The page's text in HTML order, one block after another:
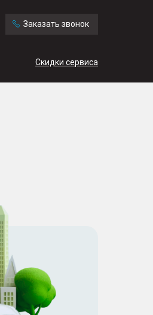
Заказать звонок
Скидки сервиса